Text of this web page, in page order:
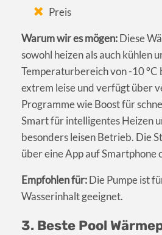
Preis
Warum wir es mögen:Diese
sowohl heizen als auch kühlen
Temperaturbereich von -10 °C
extrem leise und verfügt über
Programme wie Boost für
Smart für intelligentes Heizen
besonders leisen Betrieb. Die
über eine App auf Smartphone
Empfohlen für:Die Pumpe ist
Wasserinhalt geeignet.
3. Beste Pool